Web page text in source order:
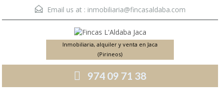
Email us at : inmobiliaria@fincasaldaba.com
Inmobiliaria, alquiler y venta en Jaca
(Pirineos)
974 09 71 38